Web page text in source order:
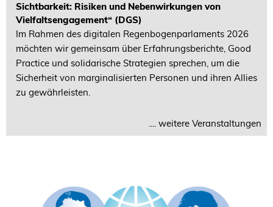
Sichtbarkeit: Risiken und Nebenwirkungen von
Vielfaltsengagement“ (DGS)
Im Rahmen des digitalen Regenbogenparlaments 2026
möchten wir gemeinsam über Erfahrungsberichte, Good
Practice und solidarische Strategien sprechen, um die
Sicherheit von marginalisierten Personen und ihren Allies
zu gewährleisten.
.... weitere Veranstaltungen